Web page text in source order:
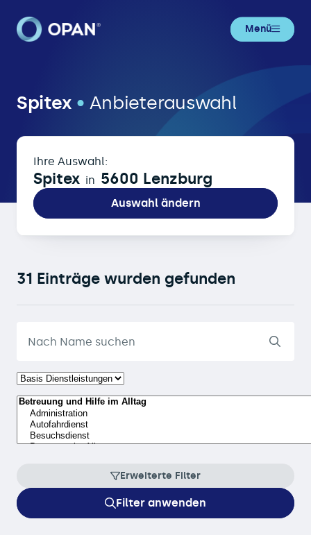
Menü
Spitex • Anbieterauswahl
Ihre Auswahl:
Spitex in 5600 Lenzburg
Auswahl ändern
31 Einträge wurden gefunden
Erweiterte Filter
Filter anwenden